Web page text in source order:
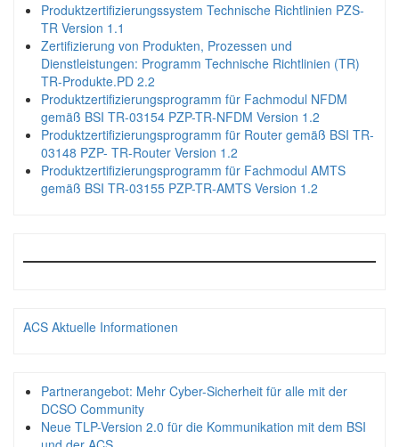
Produktzertifizierungssystem Technische Richtlinien PZS-
TR Version 1.1
Zertifizierung von Produkten, Prozessen und
Dienstleistungen: Programm Technische Richtlinien (TR)
TR-Produkte.PD 2.2
Produktzertifizierungsprogramm für Fachmodul NFDM
gemäß BSI TR-03154 PZP-TR-NFDM Version 1.2
Produktzertifizierungsprogramm für Router gemäß BSI TR-
03148 PZP- TR-Router Version 1.2
Produktzertifizierungsprogramm für Fachmodul AMTS
gemäß BSI TR-03155 PZP-TR-AMTS Version 1.2
ACS Aktuelle Informationen
Partnerangebot: Mehr Cyber-Sicherheit für alle mit der
DCSO Community
Neue TLP-Version 2.0 für die Kommunikation mit dem BSI